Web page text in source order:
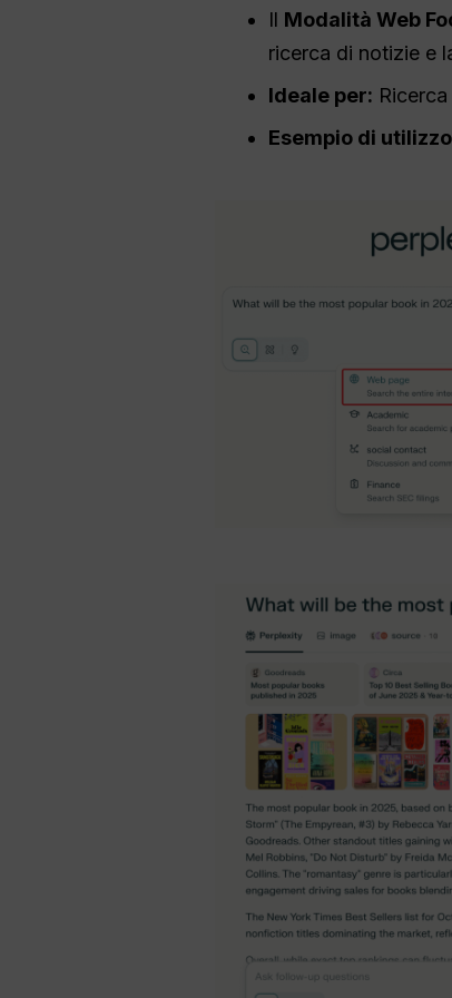
Il Modalità Web
ricerca di notizie e
Ideale per:
Esempio di